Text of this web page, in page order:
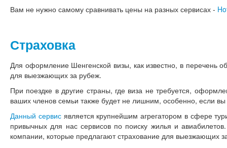
Вам не нужно самому сравнивать цены на разных сервисах -
Страховка
Для оформление Шенгенской визы, как известно, в перечень
для выезжающих за рубеж.
При поездке в другие страны, где виза не требуется,
ваших членов семьи также будет не лишним, особенно, если вы
Данный сервисявляется крупнейшим агрегатором в сфере
привычных для нас сервисов по поиску жилья и
компании, которые предлагают страхование для выезжающих